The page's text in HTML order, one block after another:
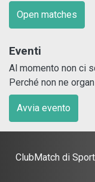
Open matches
Eventi
Al momento non ci
Perché non ne
Avvia evento
ClubMatch di